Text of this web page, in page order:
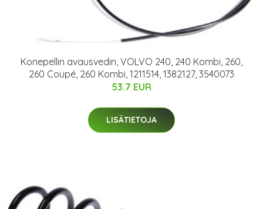
Konepellin avausvedin, VOLVO 240, 240 Kombi, 260,
260 Coupé, 260 Kombi, 1211514, 1382127, 3540073
53.7 EUR
LISÄTIETOJA